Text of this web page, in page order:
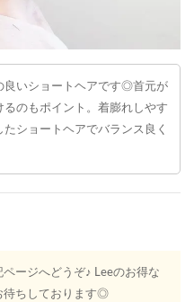
良いショートヘアです◎首元が
のもポイント。着膨れしやす
ショートヘアでバランス良く
ージへどうぞ♪ Leeのお得な
待ちしております◎